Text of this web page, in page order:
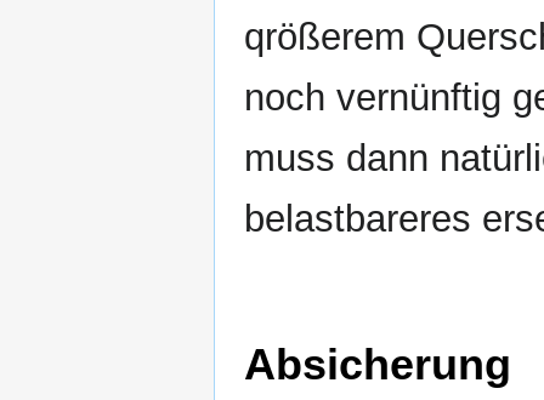
qrößerem
noch vernünftig
muss dann
belastbareres
Absicherung